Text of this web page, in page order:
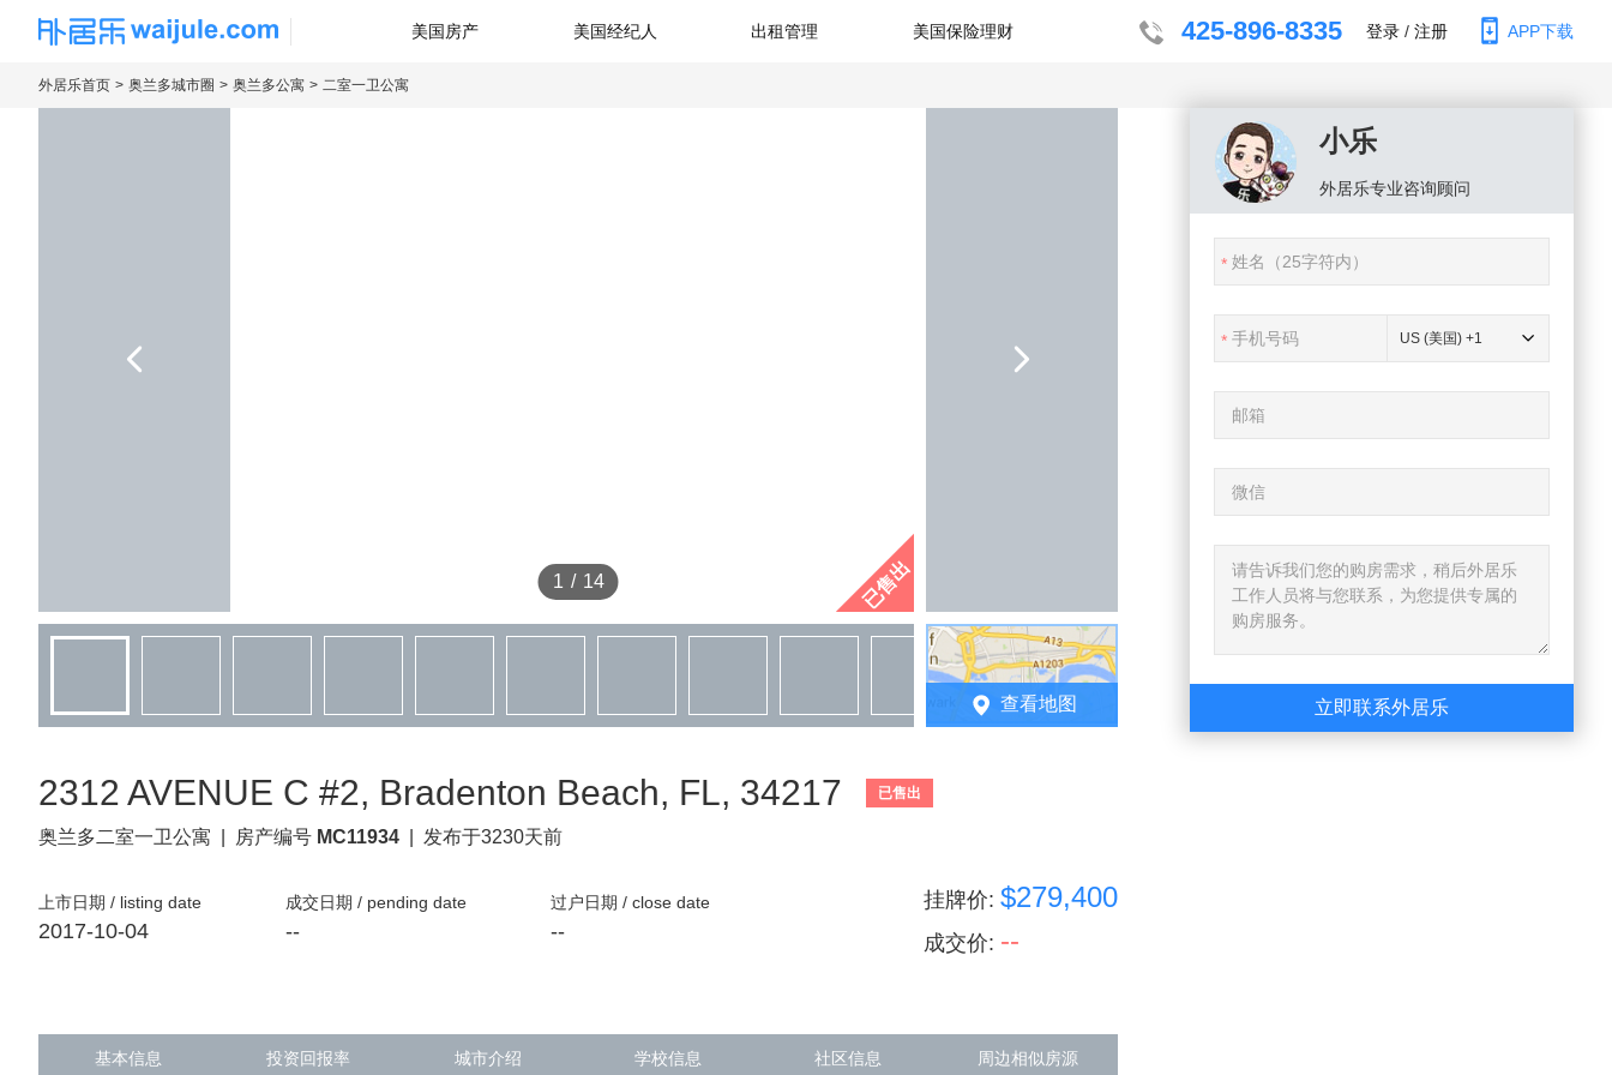
海外房产信息平台
美国房产 美国经纪人 出租管理 美国保险理财 425-896-8335 登录 / 注册 APP下载
外居乐首页 奥兰多城市圈 奥兰多公寓 二室一卫公寓
1 / 14 已售出
查看地图
2312 AVENUE C #2, Bradenton Beach, FL, 34217 已售出
奥兰多二室一卫公寓 房产编号 MC11934 发布于3230天前
上市日期 / listing date
2017-10-04
成交日期 / pending date
--
过户日期 / close date
--
挂牌价: $279,400
成交价: --
基本信息 投资回报率 城市介绍 学校信息 社区信息 周边相似房源
小乐
外居乐专业咨询顾问
US (美国) +1
立即联系外居乐